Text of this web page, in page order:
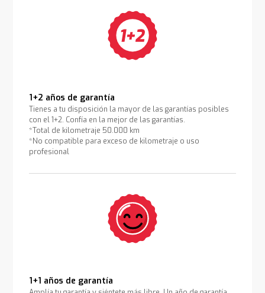
1+2 años de garantía
Tienes a tu disposición la mayor de las garantías posibles
con el 1+2. Confía en la mejor de las garantías.
*Total de kilometraje 50.000 km
*No compatible para exceso de kilometraje o uso
profesional
1+1 años de garantía